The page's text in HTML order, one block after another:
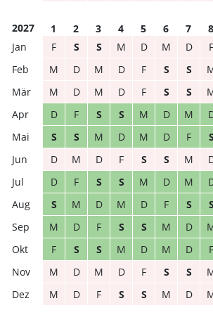
2027 1 2 3 4 5 6 7 8
F
S S M D M D F
M
D M D F S S
M
D M D F S S
D
F S S M D M
S
S M D M D F S
D
M D F S S M
D
F S S M D M
S
M D M D F S S
M
D F S S M D
F
S S M D M D F
M
D M D F S S
M
D F S S M D